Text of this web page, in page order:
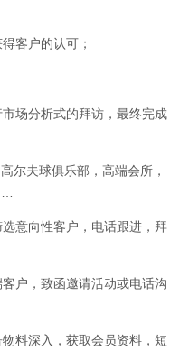
客户的认可；
场分析式的拜访，最终完成
尔夫球俱乐部，高端会所，
意向性客户，电话跟进，拜
户，致函邀请活动或电话沟
料深入，获取会员资料，短